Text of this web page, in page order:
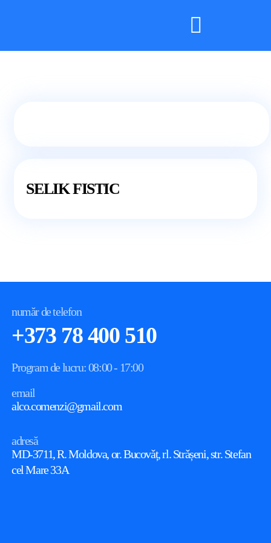
SELIK FISTIC
număr de telefon
+373 78 400 510
Program de lucru: 08:00 - 17:00
email
alco.comenzi@gmail.com
adresă
MD-3711, R. Moldova, or. Bucovǎț, rl. Strǎșeni, str. Stefan
cel Mare 33A